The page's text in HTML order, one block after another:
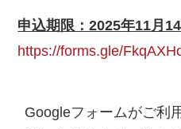
申込期限：2025年11月
https://forms.gle/
Googleフォームがご利